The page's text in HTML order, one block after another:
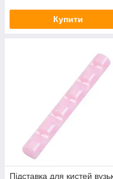
Купити
Підставка для кистей